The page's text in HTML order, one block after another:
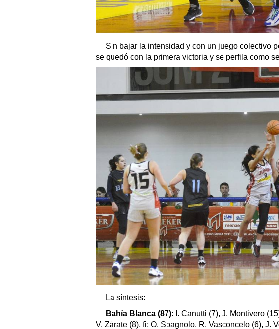
Sin bajar la intensidad y con un juego colectivo
se quedó con la primera victoria y se perfila como
La síntesis:
Bahía Blanca (87): I. Canutti (7), J. Montivero
V. Zárate (8), fi; O. Spagnolo, R. Vasconcelo (6), J.